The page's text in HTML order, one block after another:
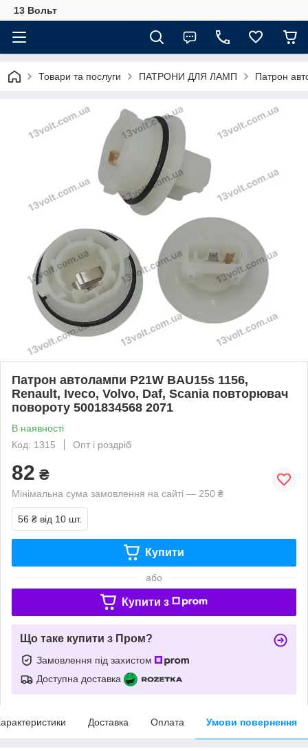
13 Вольт
Товари та послуги ПАТРОНИ ДЛЯ ЛАМП Патрон
Патрон автолампи P21W BAU15s 1156,
Renault, Iveco, Volvo, Daf, Scania повторювач
повороту 5001834568 2071
В наявності
Код: 1315
Опт і роздріб
82 ₴
Мінімальна сума замовлення на сайті — 250 ₴
56 ₴ від 10 шт.
Купити
або
Купити з
Що таке купити з Пром?
Замовлення під захистом
Доступна доставка
Доставка Оплата Умови повернення